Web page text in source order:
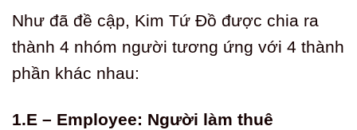
Như đã đề cập, Kim Tứ Đồ được chia ra
thành 4 nhóm người tương ứng với 4 thành
phần khác nhau:
1.E – Employee: Người làm thuê